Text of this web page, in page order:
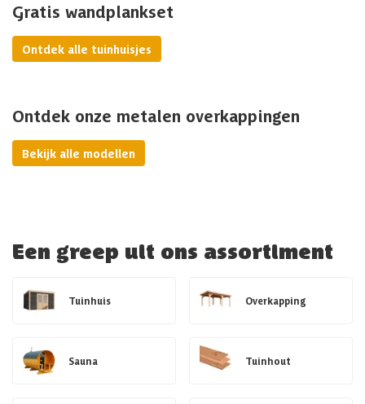
Gratis wandplankset
Ontdek alle tuinhuisjes
Ontdek onze metalen overkappingen
Bekijk alle modellen
Een greep uit ons assortiment
Tuinhuis Overkapping
Sauna Tuinhout